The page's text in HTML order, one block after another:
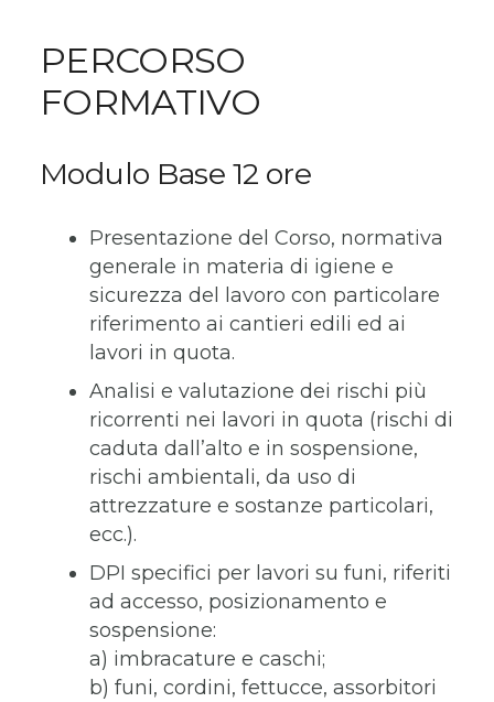
PERCORSO
FORMATIVO
Modulo Base 12 ore
Presentazione del Corso, normativa
generale in materia di igiene e
sicurezza del lavoro con particolare
riferimento ai cantieri edili ed ai
lavori in quota.
Analisi e valutazione dei rischi più
ricorrenti nei lavori in quota (rischi di
caduta dall’alto e in sospensione,
rischi ambientali, da uso di
attrezzature e sostanze particolari,
ecc.).
DPI specifici per lavori su funi, riferiti
ad accesso, posizionamento e
sospensione:
a) imbracature e caschi;
b) funi, cordini, fettucce, assorbitori